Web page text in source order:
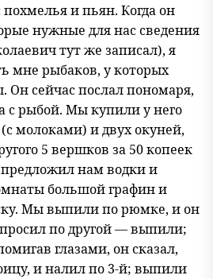
и пьян. Когда он
нужные для нас сведения
тут же записал), я
мне рыбаков, у которых
сейчас послал пономаря,
с рыбой. Мы купили у него
молоками) и двух окуней,
5 вершков за 50 копеек
нам водки и
большой графин и
Мы выпили по рюмке, и он
по другой — выпили;
глазами, он сказал,
и налил по 3-й; выпили